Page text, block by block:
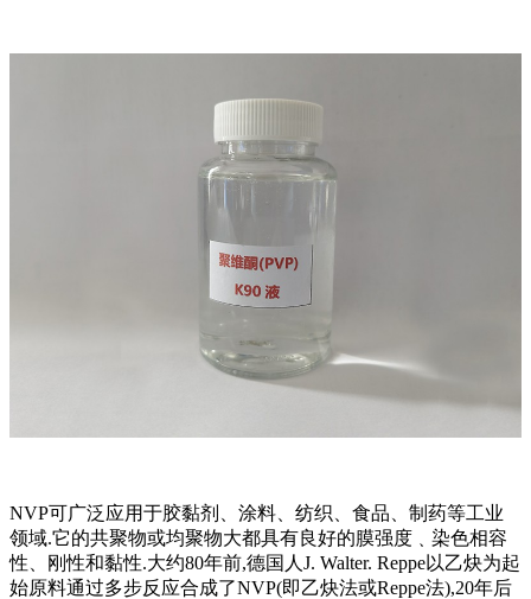
NVP可广泛应用于胶黏剂、涂料、纺织、食品、制药等工业
领域.它的共聚物或均聚物大都具有良好的膜强度﹑染色相容
性、刚性和黏性.大约80年前,德国人J. Walter. Reppe以乙炔为起
始原料通过多步反应合成了NVP(即乙炔法或Reppe法),20年后